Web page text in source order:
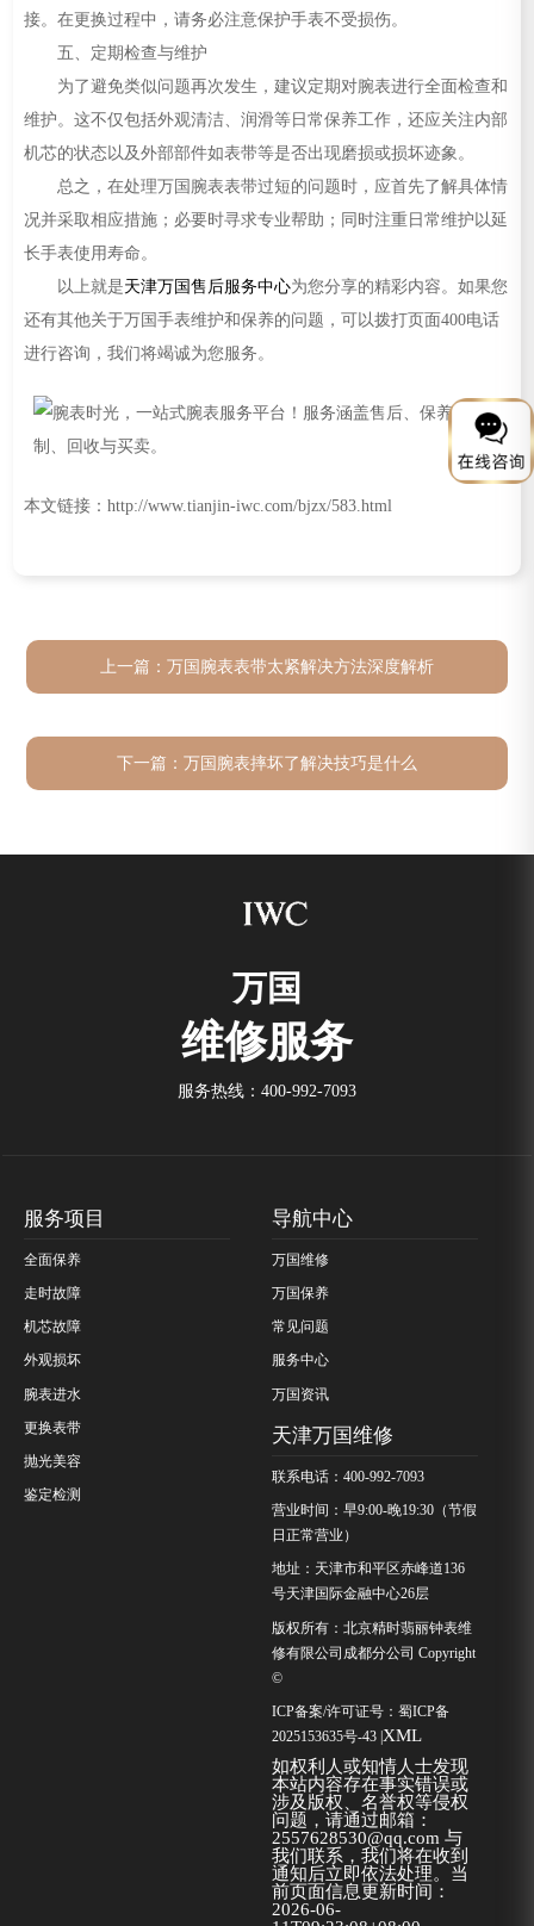
接。在更换过程中，请务必注意保护手表不受损伤。
五、定期检查与维护
为了避免类似问题再次发生，建议定期对腕表进行全面检查和
维护。这不仅包括外观清洁、润滑等日常保养工作，还应关注内部
机芯的状态以及外部部件如表带等是否出现磨损或损坏迹象。
总之，在处理万国腕表表带过短的问题时，应首先了解具体情
况并采取相应措施；必要时寻求专业帮助；同时注重日常维护以延
长手表使用寿命。
以上就是天津万国售后服务中心为您分享的精彩内容。如果您
还有其他关于万国手表维护和保养的问题，可以拨打页面400电话
进行咨询，我们将竭诚为您服务。
本文链接：http://www.tianjin-iwc.com/bjzx/583.html
上一篇： 万国腕表表带太紧解决方法深度解析
下一篇： 万国腕表摔坏了解决技巧是什么
万国
维修服务
服务热线： 400-992-7093
服务项目
全面保养
走时故障
机芯故障
外观损坏
腕表进水
更换表带
抛光美容
鉴定检测
导航中心
万国维修
万国保养
常见问题
服务中心
万国资讯
天津万国维修
联系电话：400-992-7093
营业时间：早9:00-晚19:30（节假
日正常营业）
地址：天津市和平区赤峰道136
号天津国际金融中心26层
版权所有：北京精时翡丽钟表维
修有限公司成都分公司 Copyright
©
ICP备案/许可证号：蜀ICP备
2025153635号-43 XML
如权利人或知情人士发现
本站内容存在事实错误或
涉及版权、名誉权等侵权
问题，请通过邮箱：
2557628530@qq.com 与
我们联系，我们将在收到
通知后立即依法处理。当
前页面信息更新时间：
2026-06-